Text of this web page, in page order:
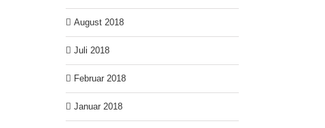
August 2018
Juli 2018
Februar 2018
Januar 2018